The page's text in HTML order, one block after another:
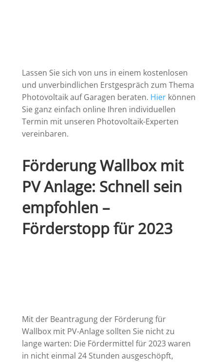
Lassen Sie sich von uns in einem kostenlosen
und unverbindlichen Erstgespräch zum Thema
Photovoltaik auf Garagen beraten. Hierkönnen
Sie ganz einfach online Ihren individuellen
Termin mit unseren Photovoltaik-Experten
vereinbaren.
Förderung Wallbox mit
PV Anlage: Schnell sein
empfohlen –
Förderstopp für 2023
Mit der Beantragung der Förderung für
Wallbox mit PV-Anlage sollten Sie nicht zu
lange warten: Die Fördermittel für 2023 waren
in nicht einmal 24 Stunden ausgeschöpft,